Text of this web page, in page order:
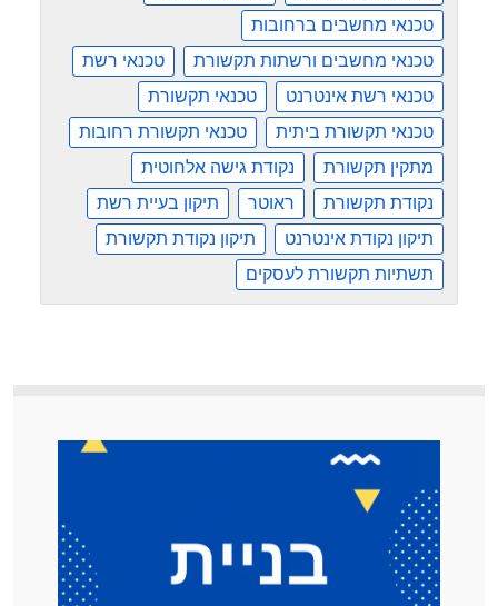
טכנאי מחשבים ברחובות
טכנאי מחשבים ורשתות תקשורת
טכנאי רשת
טכנאי רשת אינטרנט
טכנאי תקשורת
טכנאי תקשורת ביתית
טכנאי תקשורת רחובות
מתקין תקשורת
נקודת גישה אלחוטית
נקודת תקשורת
ראוטר
תיקון בעיית רשת
תיקון נקודת אינטרנט
תיקון נקודת תקשורת
תשתיות תקשורת לעסקים